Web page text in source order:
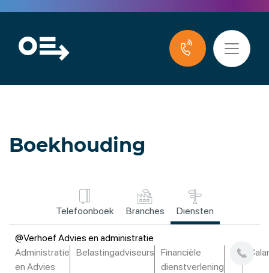
Boekhouding
Telefoonboek Branches Diensten
@Verhoef Advies en administratie
Administratie
en Advies
Belastingadviseurs
Financiële
dienstverlening
HR